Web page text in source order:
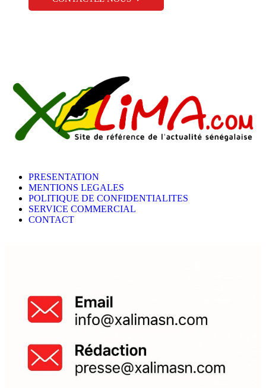
PRESENTATION
MENTIONS LEGALES
POLITIQUE DE CONFIDENTIALITES
SERVICE COMMERCIAL
CONTACT